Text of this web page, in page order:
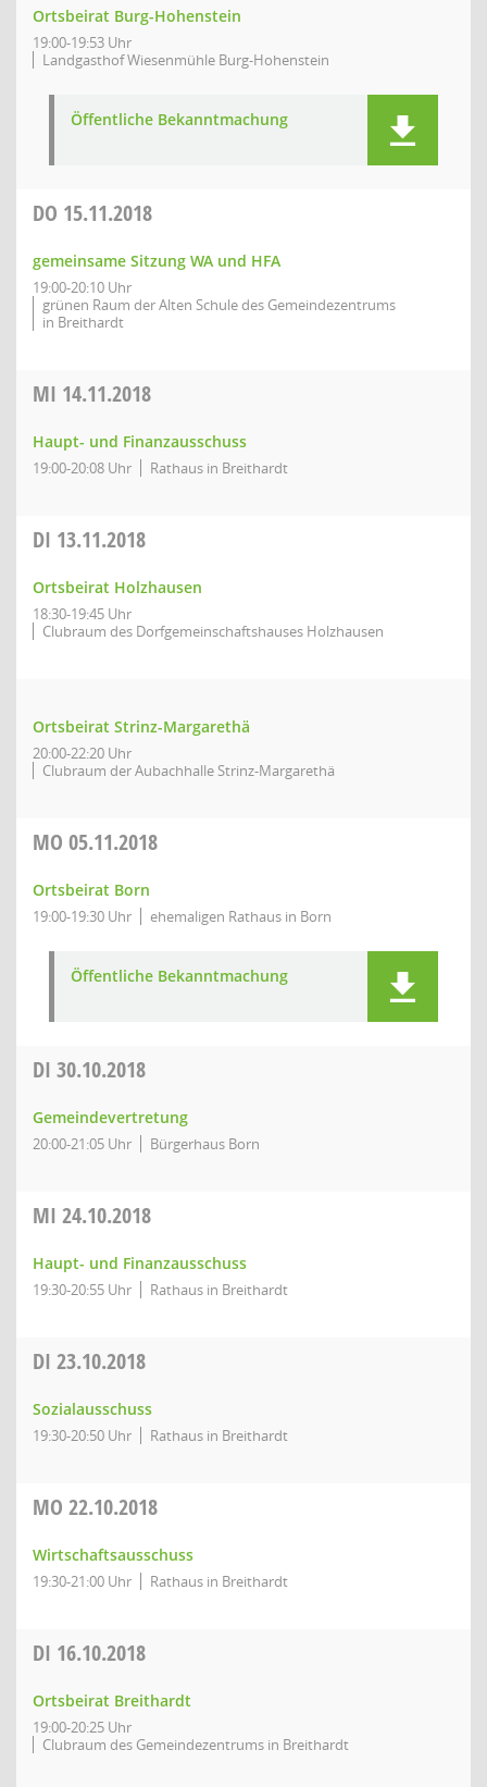
Ortsbeirat Burg-Hohenstein
19:00-19:53 Uhr
Landgasthof Wiesenmühle Burg-Hohenstein
Öffentliche Bekanntmachung
DO 15.11.2018
gemeinsame Sitzung WA und HFA
19:00-20:10 Uhr
grünen Raum der Alten Schule des Gemeindezentrums
in Breithardt
MI 14.11.2018
Haupt- und Finanzausschuss
19:00-20:08 Uhr Rathaus in Breithardt
DI 13.11.2018
Ortsbeirat Holzhausen
18:30-19:45 Uhr
Clubraum des Dorfgemeinschaftshauses Holzhausen
Ortsbeirat Strinz-Margarethä
20:00-22:20 Uhr
Clubraum der Aubachhalle Strinz-Margarethä
MO 05.11.2018
Ortsbeirat Born
19:00-19:30 Uhr ehemaligen Rathaus in Born
Öffentliche Bekanntmachung
DI 30.10.2018
Gemeindevertretung
20:00-21:05 Uhr Bürgerhaus Born
MI 24.10.2018
Haupt- und Finanzausschuss
19:30-20:55 Uhr Rathaus in Breithardt
DI 23.10.2018
Sozialausschuss
19:30-20:50 Uhr Rathaus in Breithardt
MO 22.10.2018
Wirtschaftsausschuss
19:30-21:00 Uhr Rathaus in Breithardt
DI 16.10.2018
Ortsbeirat Breithardt
19:00-20:25 Uhr
Clubraum des Gemeindezentrums in Breithardt